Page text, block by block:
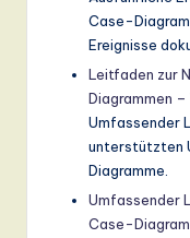
Case-
Ereignisse
Leitfaden zur
Diagrammen –
Umfassender
unterstützten
Diagramme.
Umfassender
Case-